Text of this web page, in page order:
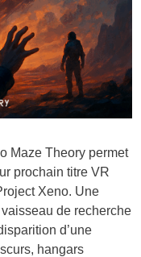
Maze Theory permet
prochain titre VR
Xeno. Une
de recherche
d’une
hangars